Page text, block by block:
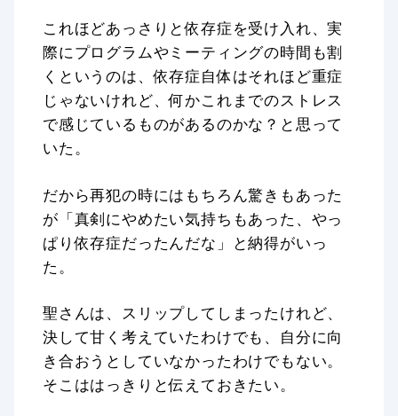
これほどあっさりと依存症を受け入れ、実
際にプログラムやミーティングの時間も割
くというのは、依存症自体はそれほど重症
じゃないけれど、何かこれまでのストレス
で感じているものがあるのかな？と思って
いた。
だから再犯の時にはもちろん驚きもあった
が「真剣にやめたい気持ちもあった、やっ
ぱり依存症だったんだな」と納得がいっ
た。
聖さんは、スリップしてしまったけれど、
決して甘く考えていたわけでも、自分に向
き合おうとしていなかったわけでもない。
そこははっきりと伝えておきたい。